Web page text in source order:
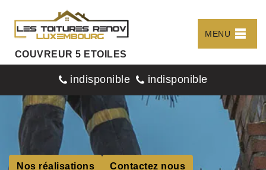
COUVREUR 5 ETOILES
MENU
indisponible indisponible
Nos réalisations Contactez nous